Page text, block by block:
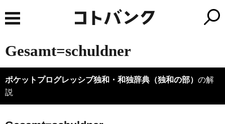
Gesamt=schuldner
ポケットプログレッシブ独和・和独辞典（独和の部） の解
説